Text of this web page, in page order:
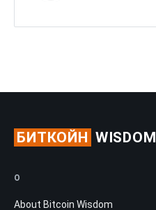
БИТКОЙН WISDOM
О
About Bitcoin Wisdom